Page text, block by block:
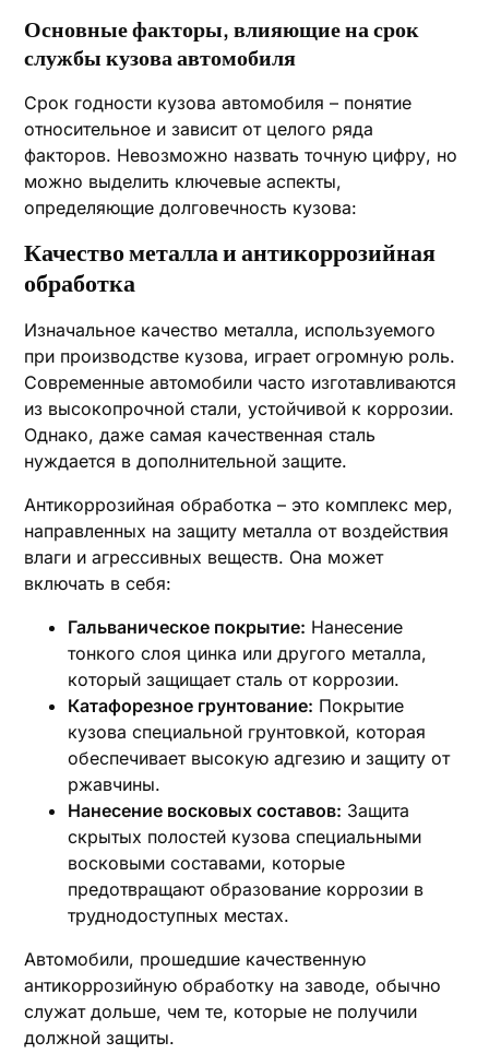
Основные факторы, влияющие на срок
службы кузова автомобиля
Срок годности кузова автомобиля – понятие
относительное и зависит от целого ряда
факторов. Невозможно назвать точную цифру, но
можно выделить ключевые аспекты,
определяющие долговечность кузова:
Качество металла и антикоррозийная
обработка
Изначальное качество металла, используемого
при производстве кузова, играет огромную роль.
Современные автомобили часто изготавливаются
из высокопрочной стали, устойчивой к коррозии.
Однако, даже самая качественная сталь
нуждается в дополнительной защите.
Антикоррозийная обработка – это комплекс мер,
направленных на защиту металла от воздействия
влаги и агрессивных веществ. Она может
включать в себя:
Гальваническое покрытие: Нанесение
тонкого слоя цинка или другого металла,
который защищает сталь от коррозии.
Катафорезное грунтование: Покрытие
кузова специальной грунтовкой, которая
обеспечивает высокую адгезию и защиту от
ржавчины.
Нанесение восковых составов: Защита
скрытых полостей кузова специальными
восковыми составами, которые
предотвращают образование коррозии в
труднодоступных местах.
Автомобили, прошедшие качественную
антикоррозийную обработку на заводе, обычно
служат дольше, чем те, которые не получили
должной защиты.